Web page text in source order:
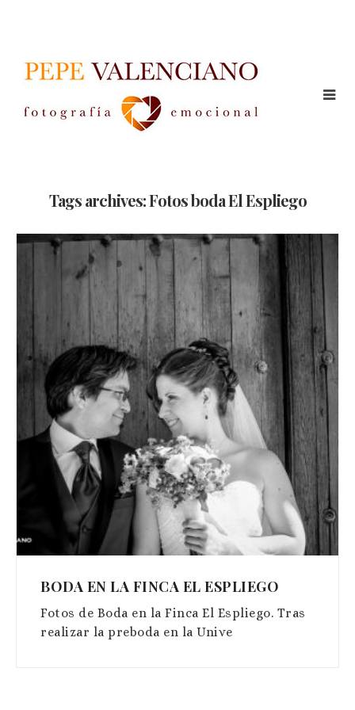
Tags archives: Fotos boda El Espliego
BODA EN LA FINCA EL ESPLIEGO
Fotos de Boda en la Finca El Espliego. Tras
realizar la preboda en la Unive